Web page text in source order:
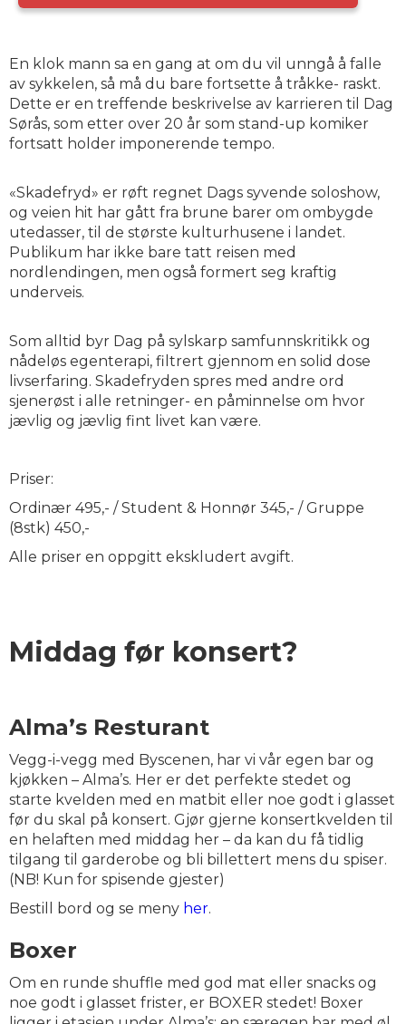
En klok mann sa en gang at om du vil unngå å falle
av sykkelen, så må du bare fortsette å tråkke- raskt.
Dette er en treffende beskrivelse av karrieren til Dag
Sørås, som etter over 20 år som stand-up komiker
fortsatt holder imponerende tempo.
«Skadefryd» er røft regnet Dags syvende soloshow,
og veien hit har gått fra brune barer om ombygde
utedasser, til de største kulturhusene i landet.
Publikum har ikke bare tatt reisen med
nordlendingen, men også formert seg kraftig
underveis.
Som alltid byr Dag på sylskarp samfunnskritikk og
nådeløs egenterapi, filtrert gjennom en solid dose
livserfaring. Skadefryden spres med andre ord
sjenerøst i alle retninger- en påminnelse om hvor
jævlig og jævlig fint livet kan være.
Priser:
Ordinær 495,- / Student & Honnør 345,- / Gruppe
(8stk) 450,-
Alle priser en oppgitt ekskludert avgift.
Middag før konsert?
Alma’s Resturant
Vegg-i-vegg med Byscenen, har vi vår egen bar og
kjøkken – Alma’s. Her er det perfekte stedet og
starte kvelden med en matbit eller noe godt i glasset
før du skal på konsert. Gjør gjerne konsertkvelden til
en helaften med middag her – da kan du få tidlig
tilgang til garderobe og bli billettert mens du spiser.
(NB! Kun for spisende gjester)
Bestill bord og se meny her.
Boxer
Om en runde shuffle med god mat eller snacks og
noe godt i glasset frister, er BOXER stedet! Boxer